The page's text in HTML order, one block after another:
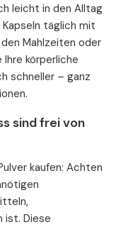
leicht in den Alltag
täglich mit
Mahlzeiten oder
körperliche
schneller – ganz
sind frei von
kaufen: Achten
ist. Diese